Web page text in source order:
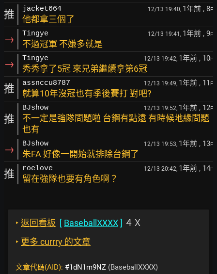
推 jacket664 12/13 19:40, 1年前 , 8F
他都拿三個了
→ Tingye 12/13 19:41, 1年前 , 9F
不過冠軍 不嫌多就是
→ Tingye 12/13 19:42, 1年前 , 10F
秀秀拿了5冠 來兄弟繼續拿第6冠
推 assnccu8787 12/13 19:49, 1年前 , 11 F
就算10年沒冠也有季後賽打 對吧?
推
BJshow 12/13 19:52, 1年前 , 12F
不一定是強隊問題啦 台鋼有點遠 有時候地緣問題
也有
→ BJshow 12/13 19:53, 1年前 , 13F
朱FA 好像一開始就排除台鋼了
推 roelove 12/13 20:42, 1年前 , 14F
留在強隊也要有角色啊？
‣ 返回看板 [ BaseballXXXX] ４Ｘ
‣ 更多 currry 的文章
文章代碼(AID): #1dN1m9NZ (BaseballXXXX)